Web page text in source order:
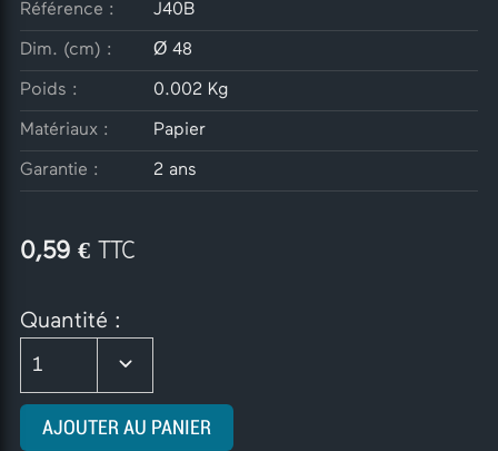
Référence : J40B
Dim. (cm) : Ø 48
Poids : 0.002 Kg
Matériaux : Papier
Garantie : 2 ans
0,59 € TTC
Quantité :
1
AJOUTER AU PANIER